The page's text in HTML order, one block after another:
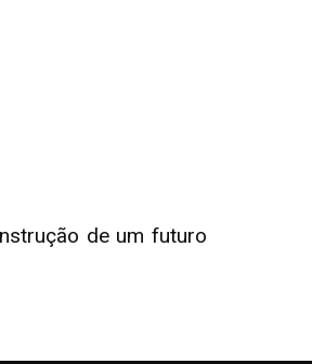
de um futuro